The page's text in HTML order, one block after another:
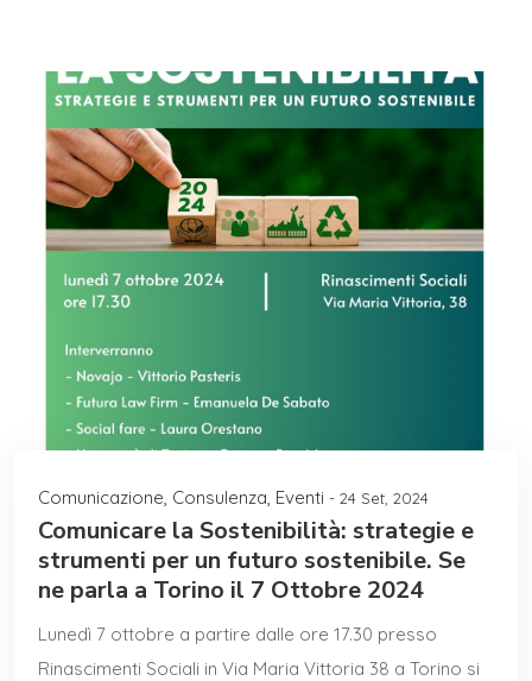
Comunicazione, Consulenza, Eventi - 24 Set, 2024
Comunicare la Sostenibilità: strategie e
strumenti per un futuro sostenibile. Se
ne parla a Torino il 7 Ottobre 2024
Lunedì 7 ottobre a partire dalle ore 17.30 presso
Rinascimenti Sociali in Via Maria Vittoria 38 a Torino si